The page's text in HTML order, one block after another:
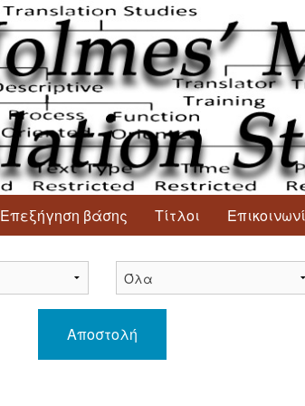
Επεξήγηση βάσης Τίτλοι
Αποστολή